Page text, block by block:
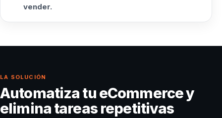
vender.
LA SOLUCIÓN
Automatiza tu eCommerce y
elimina tareas repetitivas